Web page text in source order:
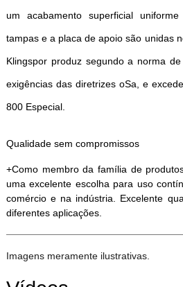
um acabamento superficial
tampas e a placa de apoio são unidas
Klingspor produz segundo a norma
exigências das diretrizes oSa, e
800 Especial.
Qualidade sem compromissos
+Como membro da família de
uma excelente escolha para uso
comércio e na indústria. Excelente
diferentes aplicações.
Imagens meramente ilustrativas.